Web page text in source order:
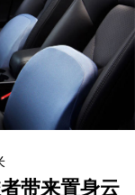
带来置身云